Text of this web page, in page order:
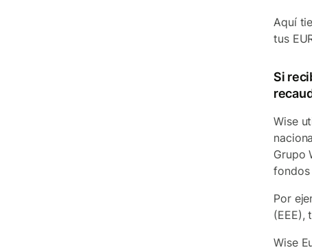
Aquí
tus
Si
Wise
Grupo
fondos
Por
(EEE),
Wise